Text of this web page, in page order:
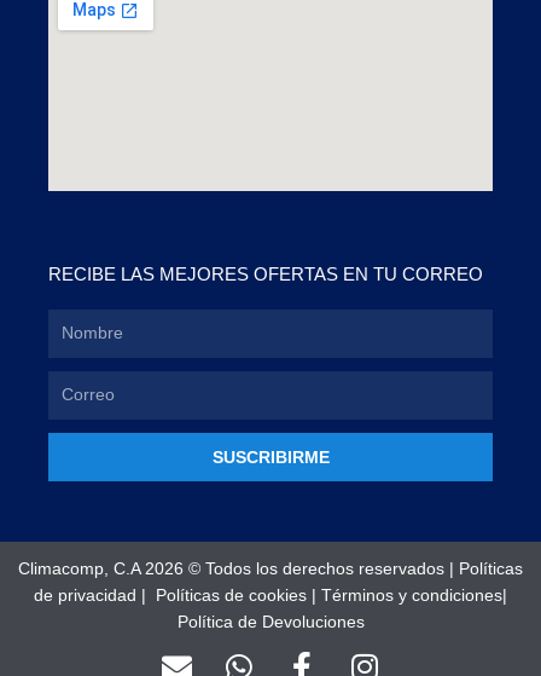
RECIBE LAS MEJORES OFERTAS EN TU CORREO
SUSCRIBIRME
Climacomp, C.A 2026 © Todos los derechos reservados | Políticas
de privacidad | Políticas de cookies | Términos y condiciones|
Política de Devoluciones
E
W
F
I